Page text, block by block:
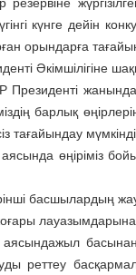
күнге дейін
орындарға
Әкімшілігіне
барлық
тағайындау
өңіріміз
басшылардың
лауазымдарына
басынан
реттеу